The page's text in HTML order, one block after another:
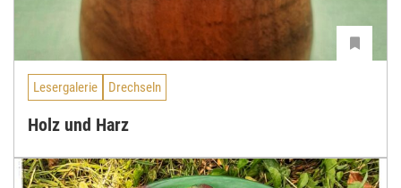
Lesergalerie Drechseln
Holz und Harz